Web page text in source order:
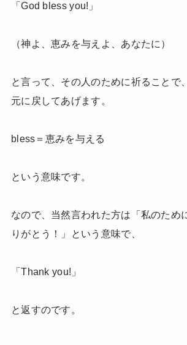
「God bless you!」
（神よ、恵みを与えよ、あなたに）
と言って、その人のために祈ることで
元に戻してあげます。
bless＝恵みを与える
という意味です。
なので、当然言われた方は「私のため
りがとう！」という意味で、
「Thank you!」
と返すのです。